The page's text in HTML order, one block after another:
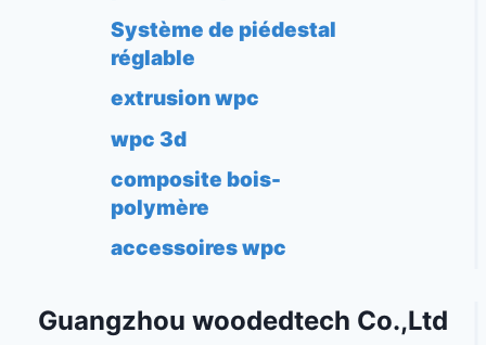
Système de piédestal
réglable
extrusion wpc
wpc 3d
composite bois-
polymère
accessoires wpc
Guangzhou woodedtech Co.,Ltd